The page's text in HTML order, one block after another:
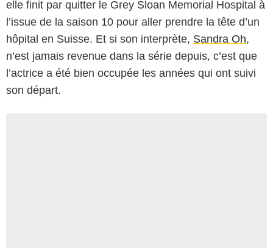
elle finit par quitter le Grey Sloan Memorial Hospital à
l’issue de la saison 10 pour aller prendre la tête d’un
hôpital en Suisse. Et si son interprète, Sandra Oh,
n’est jamais revenue dans la série depuis, c’est que
l’actrice a été bien occupée les années qui ont suivi
son départ.